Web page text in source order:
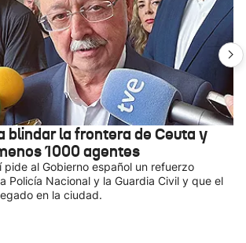
blindar la frontera de Ceuta y
1000 agentes
pide al Gobierno español un refuerzo
Policía Nacional y la Guardia Civil y que el
en la ciudad.